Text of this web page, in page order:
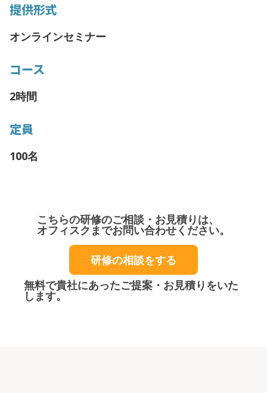
提供形式
オンラインセミナー
コース
2時間
定員
100名
こちらの研修のご相談・お見積りは、
オフィスクまでお問い合わせください。
研修の相談をする
無料で貴社にあったご提案・お見積りをいた
します。